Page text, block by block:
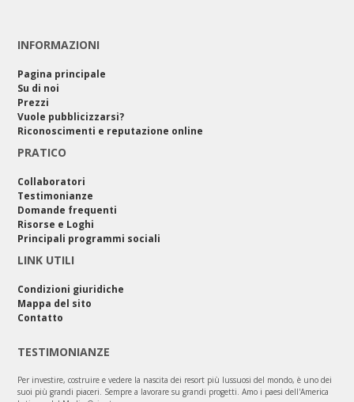
INFORMAZIONI
Pagina principale
Su di noi
Prezzi
Vuole pubblicizzarsi?
Riconoscimenti e reputazione online
PRATICO
Collaboratori
Testimonianze
Domande frequenti
Risorse e Loghi
Principali programmi sociali
LINK UTILI
Condizioni giuridiche
Mappa del sito
Contatto
TESTIMONIANZE
Per investire, costruire e vedere la nascita dei resort più lussuosi del mondo, è uno dei
suoi più grandi piaceri. Sempre a lavorare su grandi progetti. Amo i paesi dell'America